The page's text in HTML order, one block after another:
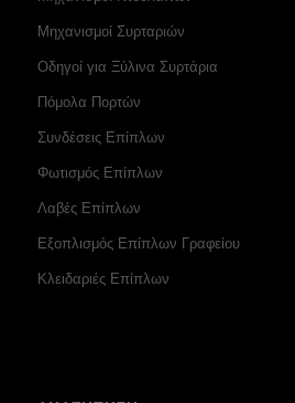
Μηχανισμοί Συρταριών
Οδηγοί για Ξύλινα Συρτάρια
Πόμολα Πορτών
Συνδέσεις Επίπλων
Φωτισμός Επίπλων
Λαβές Επίπλων
Εξοπλισμός Επίπλων Γραφείου
Κλειδαριές Επίπλων